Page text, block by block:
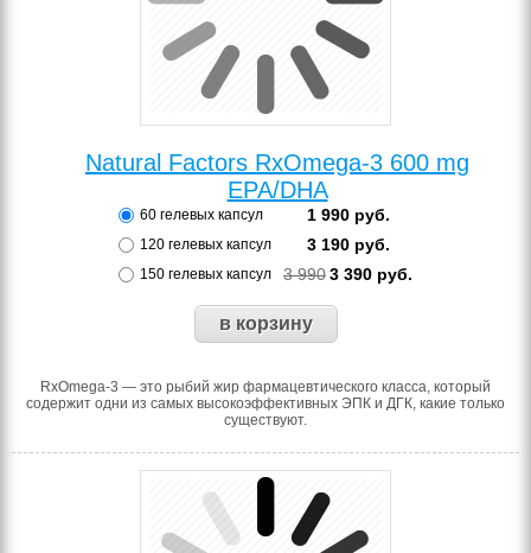
Natural Factors RxOmega-3 600 mg
EPA/DHA
60 гелевых капсул 1 990 руб.
120 гелевых капсул 3 190 руб.
150 гелевых капсул 3 9903 390 руб.
RxOmega-3 — это рыбий жир фармацевтического класса, который
содержит одни из самых высокоэффективных ЭПК и ДГК, какие только
существуют.